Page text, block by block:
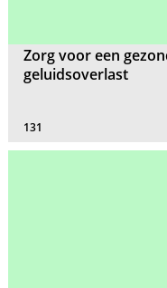
Zorg voor een
geluidsoverlast
131